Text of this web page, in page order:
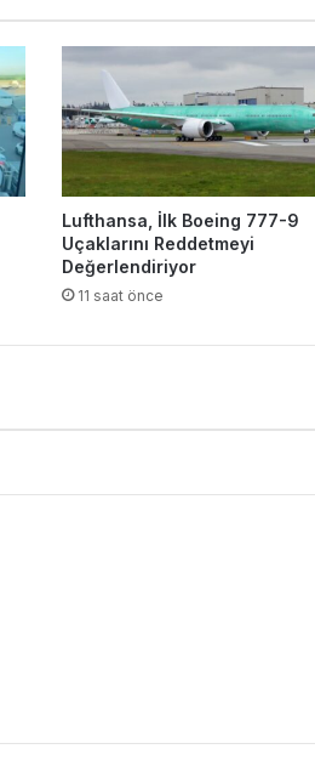
Lufthansa, İlk Boeing 777-9
Uçaklarını Reddetmeyi
Değerlendiriyor
11 saat önce